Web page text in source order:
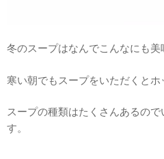
冬のスープはなんでこんなにも美
寒い朝でもスープをいただくとホ
スープの種類はたくさんあるの
す。